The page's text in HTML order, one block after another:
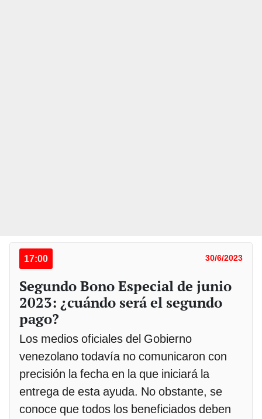
17:00 30/6/2023
Segundo Bono Especial de junio
2023: ¿cuándo será el segundo
pago?
Los medios oficiales del Gobierno
venezolano todavía no comunicaron con
precisión la fecha en la que iniciará la
entrega de esta ayuda. No obstante, se
conoce que todos los beneficiados deben